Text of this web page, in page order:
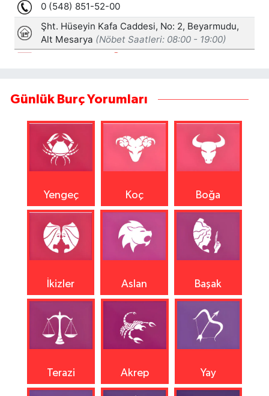
Günlük Burç Yorumları
Yengeç Koç Boğa
İkizler Aslan Başak
Terazi Akrep Yay